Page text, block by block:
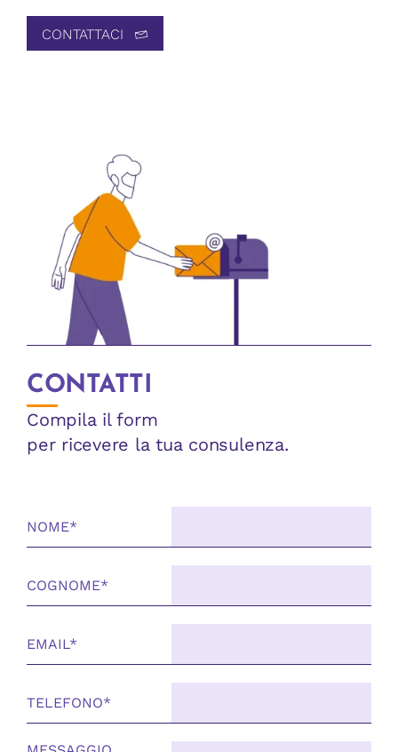
CONTATTACI
CONTATTI
Compila il form
per ricevere la tua consulenza.